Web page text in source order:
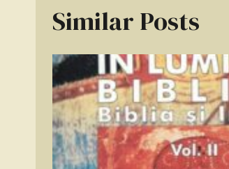
Similar Posts